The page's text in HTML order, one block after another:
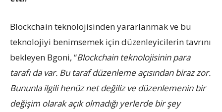
Blockchain teknolojisinden yararlanmak ve bu
teknolojiyi benimsemek için düzenleyicilerin tavrını
bekleyen Bgoni, “Blockchain teknolojisinin para
tarafı da var. Bu taraf düzenleme açısından biraz zor.
Bununla ilgili henüz net değiliz ve düzenlemenin bir
değişim olarak açık olmadığı yerlerde bir şey